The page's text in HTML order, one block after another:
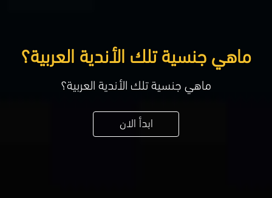
ماهي جنسية تلك الأندية العربية؟
ماهي جنسية تلك الأندية العربية؟
ابدأ الان